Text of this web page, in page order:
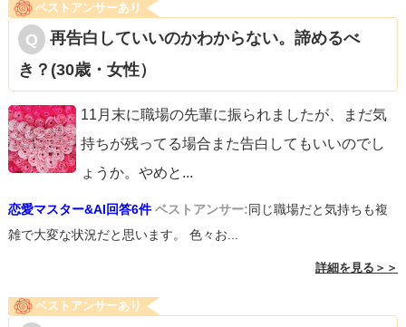
か？彼はそれを利用したいがため、俺通信を送って質問者
様の様子をうかがっているのです。たとえ復縁したとして
も、今のままだと結局同じことで悩み続け、同じことで別
った（そんなことをしないと相手の本心を引き出せない状
況がある）ならなおさらです。今までの自分の非礼を詫び
います。
お辛い決断かもしれませんが、「お互いのより良い未来の
ために」自分から彼と離れましょう。その時に初めて、質
問者様は自信を与えてくれるような方と、彼は楽しい恋愛
ベストアンサーあり
再告白していいのかわからない。諦めるべ
き？(30歳・女性）
11月末に職場の先輩に振られましたが、まだ気
持ちが残ってる場合また告白してもいいのでし
ょうか。やめと ...
恋愛マスター&AI回答6件 ベストアンサー:同じ職場だと気持ちも複
雑で大変な状況だと思います。 色々お...
詳細を見る＞＞
ベストアンサーあり